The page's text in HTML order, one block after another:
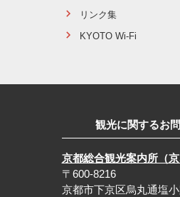
リンク集
KYOTO Wi-Fi
観光に関するお
京都総合観光案内所（京
〒600-8216
京都市下京区烏丸通塩